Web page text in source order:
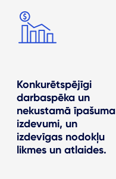
Konkurētspējīgi
darbaspēka un
nekustamā īpašuma
izdevumi, un
izdevīgas nodokļu
likmes un atlaides.